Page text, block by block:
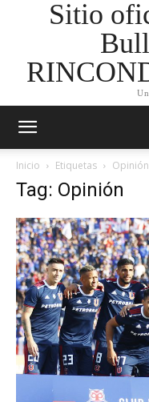
Sitio
Inicio Etiquetas Opinión
Tag: Opinión